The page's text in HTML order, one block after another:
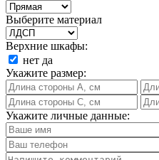
Выберите материал
Верхние шкафы:
нет да
Укажите размер:
Укажите личные данные: